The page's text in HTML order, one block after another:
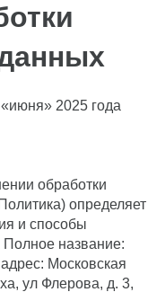
2025 года
обработки
определяет
и способы
название:
Московская
ул Флерова, д. 3,